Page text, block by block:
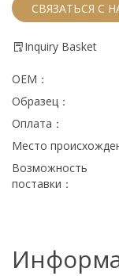
СВЯЗАТЬСЯ С
Inquiry Basket
ОЕМ：
Образец：
Оплата：
Место
Возможность
поставки：